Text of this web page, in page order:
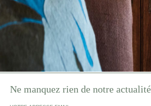
Ne manquez rien de notre actualité